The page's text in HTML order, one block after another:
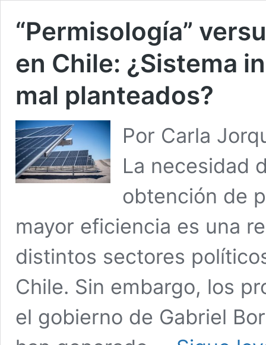
“Permisología”
en Chile: ¿Sistema
mal planteados?
Por Carla
La necesidad
obtención de
mayor eficiencia es una
distintos sectores
Chile. Sin embargo, los
el gobierno de Gabriel